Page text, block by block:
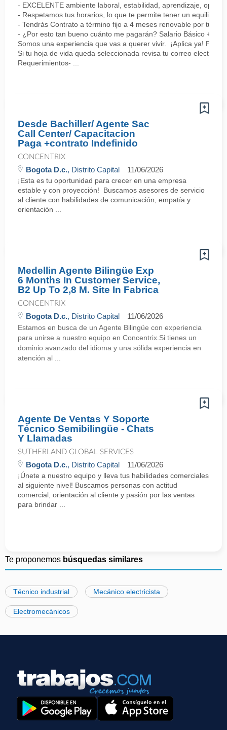
- EXCELENTE ambiente laboral, estabilidad, aprendizaje,
- Respetamos tus horarios, lo que te permite tener un equilibrio
- Tendrás Contrato a término fijo a 4 meses renovable por tu
- ¿Por esto tan bueno cuánto me pagarán? Salario Básico +
Somos una experiencia que vas a querer vivir. ¡Aplica ya!
Si tu hoja de vida queda seleccionada revisa tu correo
Requerimientos- ...
Desde Bachiller/ Agente Sac
Call Center/ Capacitacion
Paga +contrato Indefinido
CONCENTRIX
Bogota D.c., Distrito Capital 11/06/2026
¡Esta es tu oportunidad para crecer en una empresa
estable y con proyección! Buscamos asesores de servicio
al cliente con habilidades de comunicación, empatía y
orientación ...
Medellin Agente Bilingüe Exp
6 Months In Customer Service,
B2 Up To 2,8 M. Site In Fabrica
CONCENTRIX
Bogota D.c., Distrito Capital 11/06/2026
Estamos en busca de un Agente Bilingüe con experiencia
para unirse a nuestro equipo en Concentrix.Si tienes un
dominio avanzado del idioma y una sólida experiencia en
atención al ...
Agente De Ventas Y Soporte
Técnico Semibilingüe - Chats
Y Llamadas
SUTHERLAND GLOBAL SERVICES
Bogota D.c., Distrito Capital 11/06/2026
¡Únete a nuestro equipo y lleva tus habilidades comerciales
al siguiente nivel! Buscamos personas con actitud
comercial, orientación al cliente y pasión por las ventas
para brindar ...
Te proponemos búsquedas similares
Técnico industrial Mecánico electricista
Electromecánicos